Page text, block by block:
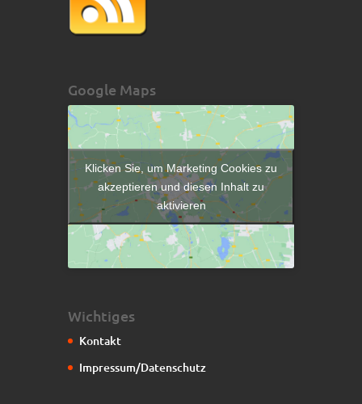
Google Maps
Klicken Sie, um Marketing Cookies zu
akzeptieren und diesen Inhalt zu
aktivieren
Wichtiges
Kontakt
Impressum/Datenschutz